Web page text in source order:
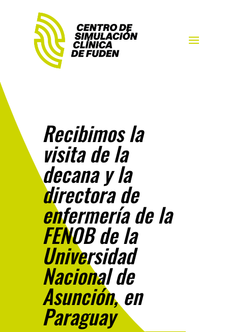
Recibimos la
visita de la
decana y la
directora de
enfermería de la
FENOB de la
Universidad
Nacional de
Asunción, en
Paraguay